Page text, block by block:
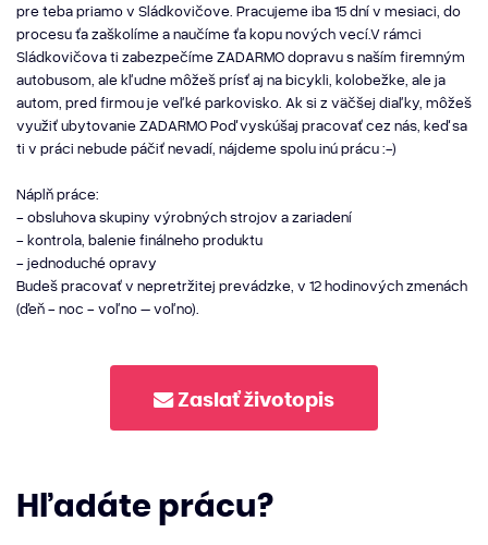
pre teba priamo v Sládkovičove. Pracujeme iba 15 dní v mesiaci, do
procesu ťa zaškolíme a naučíme ťa kopu nových vecí.V rámci
Sládkovičova ti zabezpečíme ZADARMO dopravu s naším firemným
autobusom, ale kľudne môžeš prísť aj na bicykli, kolobežke, ale ja
autom, pred firmou je veľké parkovisko. Ak si z väčšej diaľky, môžeš
využiť ubytovanie ZADARMO Poď vyskúšaj pracovať cez nás, keď sa
ti v práci nebude páčiť nevadí, nájdeme spolu inú prácu :-)
Náplň práce:
- obsluhova skupiny výrobných strojov a zariadení
- kontrola, balenie finálneho produktu
- jednoduché opravy
Budeš pracovať v nepretržitej prevádzke, v 12 hodinových zmenách
(ďeň - noc - voľno – voľno).
Zaslať životopis
Hľadáte prácu?